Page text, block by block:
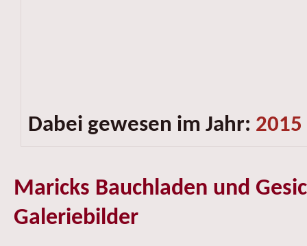
Dabei gewesen im Jahr: 2015
Maricks Bauchladen und
Galeriebilder